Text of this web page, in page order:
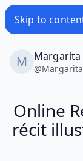
Skip to
Margarita
@
Online
récit